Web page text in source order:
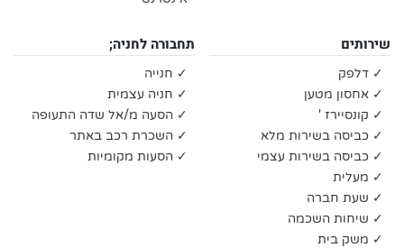
שירותים
✓ דלפק
✓ אחסון מטען
✓ קונסיירז '
✓ כביסה בשירות מלא
✓ כביסה בשירות עצמי
✓ מעלית
✓ שעת חברה
✓ שיחות השכמה
✓ משק בית
תחבורה לחניה;
✓ חנייה
✓ חניה עצמית
✓ הסעה מ/אל שדה התעופה
✓ השכרת רכב באתר
✓ הסעות מקומיות